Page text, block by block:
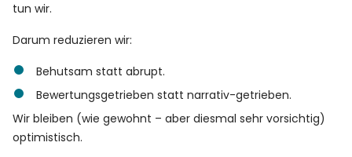
tun wir.
Darum reduzieren wir:
Behutsam statt abrupt.
Bewertungsgetrieben statt narrativ-getrieben.
Wir bleiben (wie gewohnt – aber diesmal sehr vorsichtig)
optimistisch.